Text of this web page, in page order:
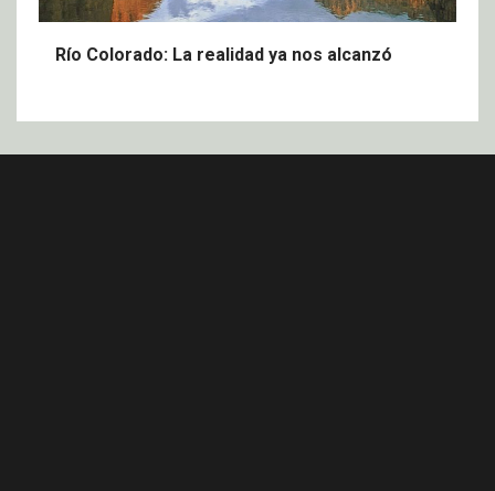
Río Colorado: La realidad ya nos alcanzó